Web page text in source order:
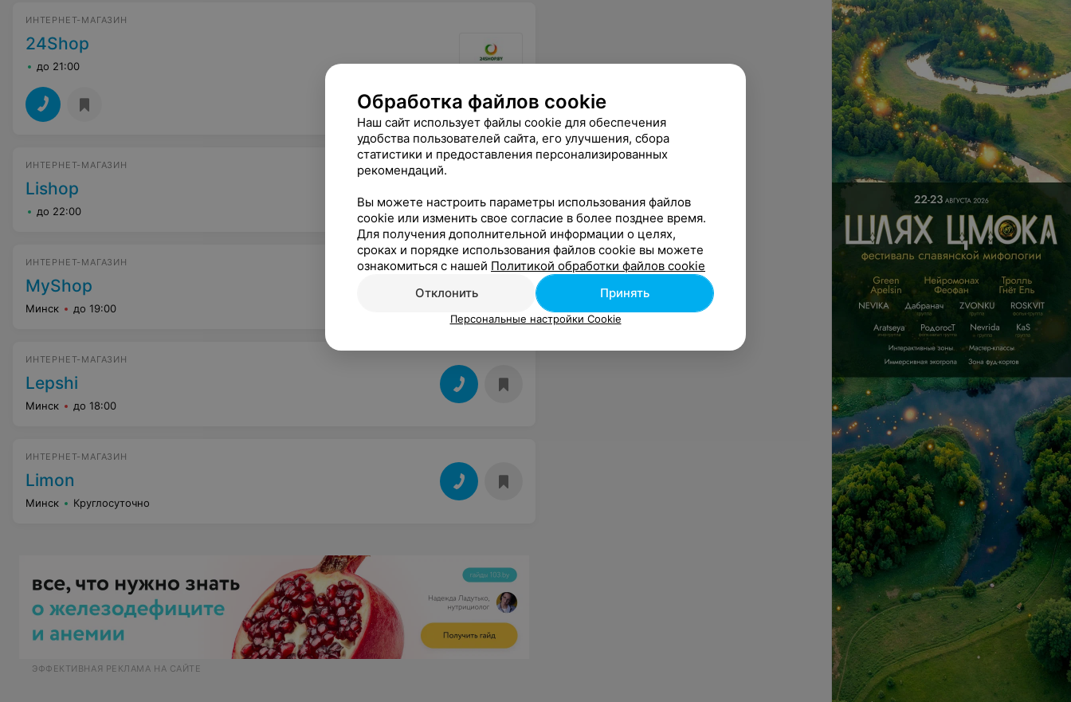
ИНТЕРНЕТ-МАГАЗИН
24Shop
до 21:00
ИНТЕРНЕТ-МАГАЗИН
Lishop
до 22:00
ИНТЕРНЕТ-МАГАЗИН
MyShop
Минск до 19:00
ИНТЕРНЕТ-МАГАЗИН
Lepshi
Минск до 18:00
ИНТЕРНЕТ-МАГАЗИН
Limon
Минск Круглосуточно
ЭФФЕКТИВНАЯ РЕКЛАМА НА САЙТЕ
Обработка файлов cookie
Наш сайт использует файлы cookie для обеспечения
удобства пользователей сайта, его улучшения, сбора
статистики и предоставления персонализированных
рекомендаций.
Вы можете настроить параметры использования файлов
cookie или изменить свое согласие в более позднее время.
Для получения дополнительной информации о целях,
сроках и порядке использования файлов cookie вы можете
ознакомиться с нашей Политикой обработки файлов cookie
Отклонить
Принять
Персональные настройки Cookie